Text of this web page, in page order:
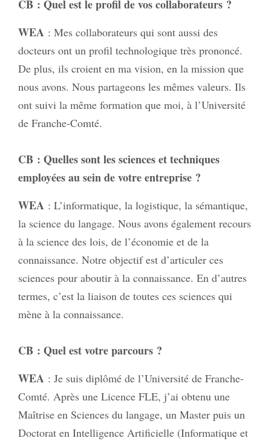
CB : Quel est le profil de vos collaborateurs ?
WEA : Mes collaborateurs qui sont aussi des
docteurs ont un profil technologique très prononcé.
De plus, ils croient en ma vision, en la mission que
nous avons. Nous partageons les mêmes valeurs. Ils
ont suivi la même formation que moi, à l’Université
de Franche-Comté.
CB : Quelles sont les sciences et techniques
employées au sein de votre entreprise ?
WEA : L’informatique, la logistique, la sémantique,
la science du langage. Nous avons également recours
à la science des lois, de l’économie et de la
connaissance. Notre objectif est d’articuler ces
sciences pour aboutir à la connaissance. En d’autres
termes, c’est la liaison de toutes ces sciences qui
mène à la connaissance.
CB : Quel est votre parcours ?
WEA : Je suis diplômé de l’Université de Franche-
Comté. Après une Licence FLE, j’ai obtenu une
Maîtrise en Sciences du langage, un Master puis un
Doctorat en Intelligence Artificielle (Informatique et